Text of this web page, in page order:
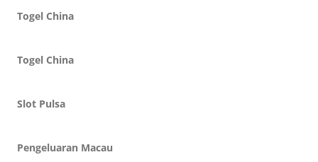
Togel China
Togel China
Slot Pulsa
Pengeluaran Macau